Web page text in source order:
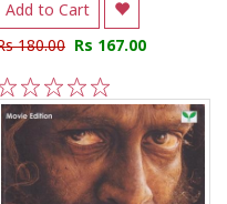
Add to Cart
180.00 Rs 167.00
5
4
3
2
1